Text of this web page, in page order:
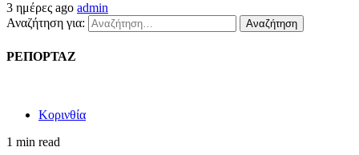
3 ημέρες ago admin
Αναζήτηση για:
ΡΕΠΟΡΤΑΖ
Κορινθία
1 min read